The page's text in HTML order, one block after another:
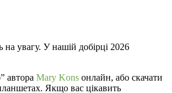
увагу. У нашій добірці 2026
автора Mary Kons онлайн, або скачати
Якщо вас цікавить